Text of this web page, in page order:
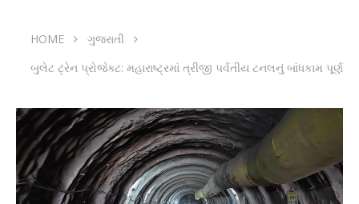
HOME
ગુજરાતી
બુલેટ ટ્રેન પ્રોજેક્ટ: મહારાષ્ટ્રમાં ત્રીજી પર્વતીય ટનલનું બાંધકામ પૂર્ણ